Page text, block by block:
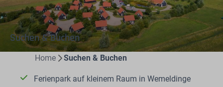
Suchen & Buchen
Home Suchen & Buchen
Ferienpark auf kleinem Raum in Wemeldinge